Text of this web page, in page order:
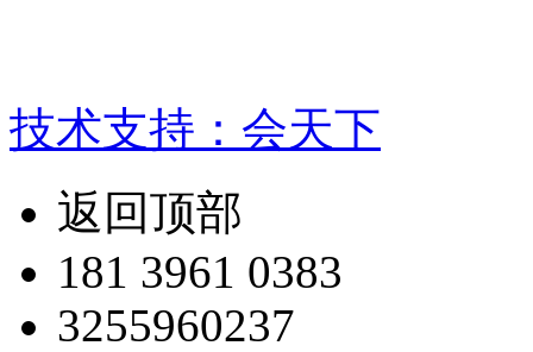
技术支持：会天下
返回顶部
181 3961 0383
3255960237